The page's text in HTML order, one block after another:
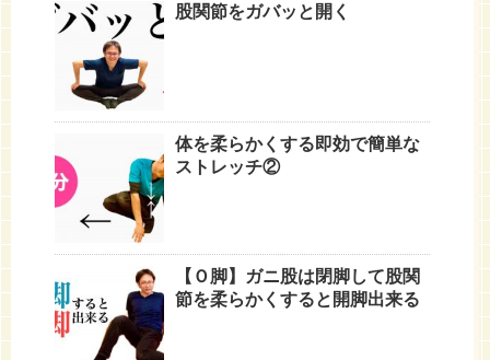
股関節をガバッと開く
体を柔らかくする即効で簡単な
ストレッチ②
【Ｏ脚】ガニ股は閉脚して股関
節を柔らかくすると開脚出来る